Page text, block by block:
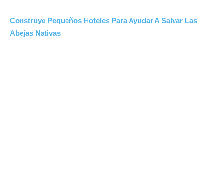
Construye Pequeños Hoteles Para Ayudar A Salvar Las
Abejas Nativas